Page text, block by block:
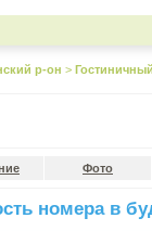
р-он >
Фото
номера в